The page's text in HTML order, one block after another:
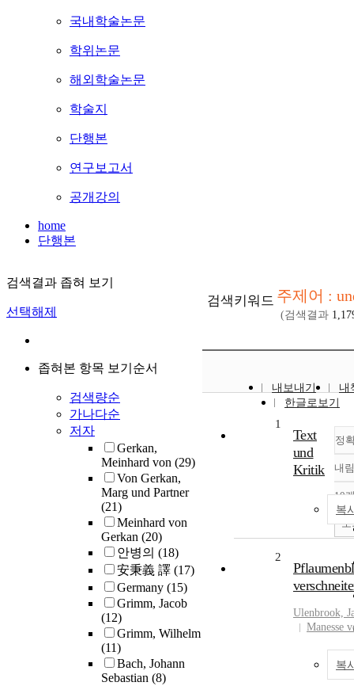
국내학술논문
학위논문
해외학술논문
학술지
단행본
연구보고서
공개강의
home
단행본
검색결과 좁혀 보기
선택해제
좁혀본 항목 보기순서
검색량순
가나다순
저자
Gerkan,
Meinhard von (29)
Von Gerkan,
Marg und Partner
(21)
Meinhard von
Gerkan (20)
안병의 (18)
安秉義 譯 (17)
Germany (15)
Grimm, Jacob
(12)
Grimm, Wilhelm
(11)
Bach, Johann
Sebastian (8)
검색키워드 주제어 :
(검색결과
내보내기
내
한글로보기
정
내
10
조
1
Text
und
Kritik
복
2
Ulenbrook,
Manesse
복